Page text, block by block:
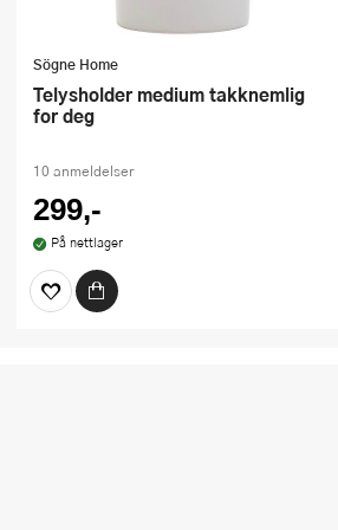
Sögne Home
Telysholder medium takknemlig
for deg
10 anmeldelser
299,-
På nettlager